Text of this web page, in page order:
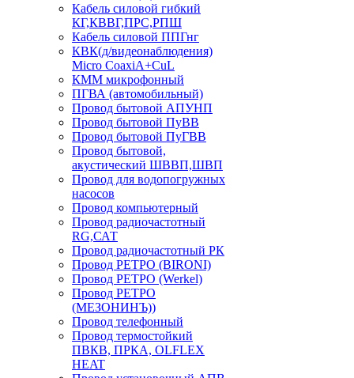
Кабель силовой гибкий
КГ,КВВГ,ПРС,РПШ
Кабель силовой ППГнг
КВК(д/видеонаблюдения)
Micro CoaxiA+CuL
КММ микрофонный
ПГВА (автомобильный)
Провод бытовой АПУНП
Провод бытовой ПуВВ
Провод бытовой ПуГВВ
Провод бытовой,
акустический ШВВП,ШВП
Провод для водопогружных
насосов
Провод компьютерный
Провод радиочастотный
RG,САТ
Провод радиочастотный РК
Провод РЕТРО (BIRONI)
Провод РЕТРО (Werkel)
Провод РЕТРО
(МЕЗОНИНЪ))
Провод телефонный
Провод термостойкий
ПВКВ, ПРКА, OLFLEX
HEAT